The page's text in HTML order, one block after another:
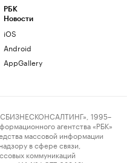
РБК
Новости
iOS
Android
AppGallery
1995–
агентства «РБК»
массовой информации
в сфере связи,
коммуникаций